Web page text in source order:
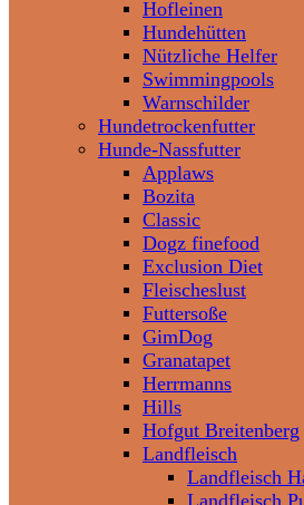
Hofleinen
Hundehütten
Nützliche Helfer
Swimmingpools
Warnschilder
Hundetrockenfutter
Hunde-Nassfutter
Applaws
Bozita
Classic
Dogz finefood
Exclusion Diet
Fleischeslust
Futtersoße
GimDog
Granatapet
Herrmanns
Hills
Hofgut Breitenberg
Landfleisch
Landfleisch